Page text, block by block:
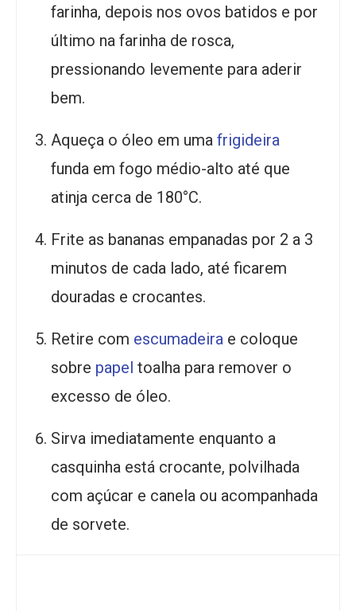
farinha, depois nos ovos batidos e por
último na farinha de rosca,
pressionando levemente para aderir
bem.
Aqueça o óleo em uma frigideira
funda em fogo médio-alto até que
atinja cerca de 180°C.
Frite as bananas empanadas por 2 a 3
minutos de cada lado, até ficarem
douradas e crocantes.
Retire com escumadeira e coloque
sobre papel toalha para remover o
excesso de óleo.
Sirva imediatamente enquanto a
casquinha está crocante, polvilhada
com açúcar e canela ou acompanhada
de sorvete.